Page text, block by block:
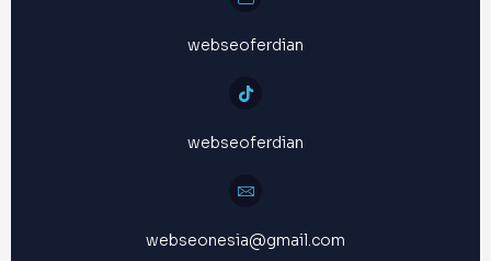
webseoferdian
webseoferdian
webseonesia@gmail.com